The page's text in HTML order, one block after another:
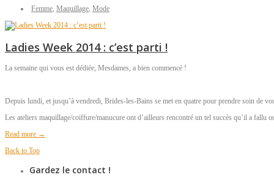
Femme, Maquillage, Mode
Ladies Week 2014 : c’est parti !
La semaine qui vous est dédiée, Mesdames, a bien commencé !
Depuis lundi, et jusqu’à vendredi, Brides-les-Bains se met en quatre pour prendre soin de
Les ateliers maquillage/coiffure/manucure ont d’ailleurs rencontré un tel succès qu’il a fallu
Read more →
Back to Top
Gardez le contact !